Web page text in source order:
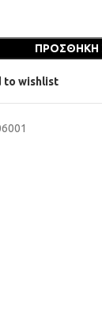
ΠΡΟΣΘΉΚΗ
to wishlist